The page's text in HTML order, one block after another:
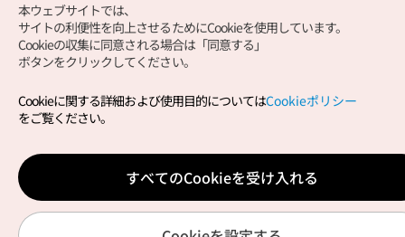
Copyright (c) Korea Tourism Organization All Rights
サイトエラー報告公式メール
japanese@knto.or.kr
本ウェブサイトでは、
サイトの利便性を向上させるためにCookieを使用しています。
Cookieの収集に同意される場合は「同意する」
ボタンをクリックしてください。
Cookieに関する詳細および使用目的についてはCookieポリシー
をご覧ください。
すべてのCookieを受け入れる